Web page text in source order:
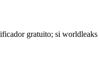
gratuito; si worldleaks